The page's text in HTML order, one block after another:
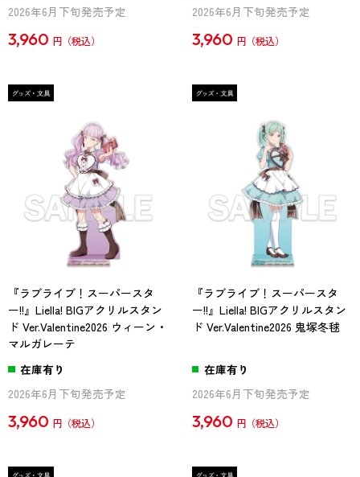
2026年6月下旬発売予定
3,960 円
2026年6月下旬発売予定
3,960 円
『ラブライブ！スーパースタ
ー!!』Liella! BIGアクリルスタン
ド Ver.Valentine2026 ウィーン・
マルガレーテ
在庫有り
2026年6月下旬発売予定
3,960 円
『ラブライブ！スーパースタ
ー!!』Liella! BIGアクリルスタン
ド Ver.Valentine2026 鬼塚冬毬
在庫有り
2026年6月下旬発売予定
3,960 円